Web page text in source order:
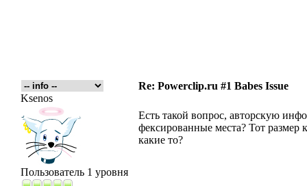
Re: Powerclip.ru #1 Babes Issue
Ksenos
Пользователь 1 уровня
Есть такой вопрос, авторскую
фексированные места? Тот размер
какие то?